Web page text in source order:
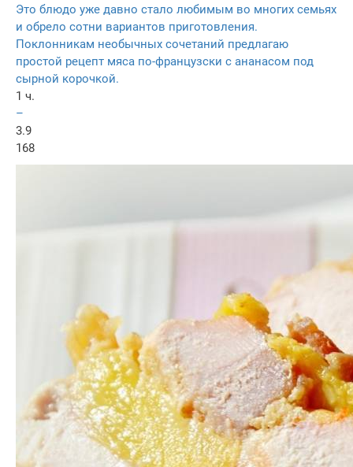
Это блюдо уже давно стало любимым во многих семьях
и обрело сотни вариантов приготовления.
Поклонникам необычных сочетаний предлагаю
простой рецепт мяса по-французски с ананасом под
сырной корочкой.
1 ч.
–
3.9
168